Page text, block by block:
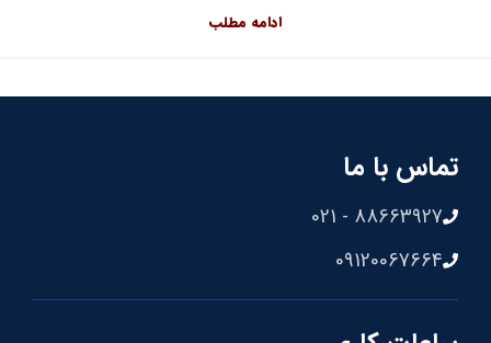
ادامه مطلب
تماس با ما
88663927 - 021
09120067664